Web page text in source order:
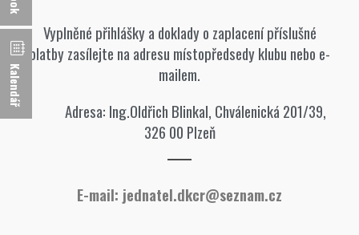
Vyplněné přihlášky a doklady o zaplacení příslušné
platby zasílejte na adresu místopředsedy klubu nebo e-
mailem.
Adresa: Ing.Oldřich Blinkal, Chválenická 201/39,
326 00 Plzeň
E-mail: jednatel.dkcr@seznam.cz
Kalendář